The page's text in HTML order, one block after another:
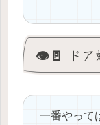
👁🚪 ドア
一番やって